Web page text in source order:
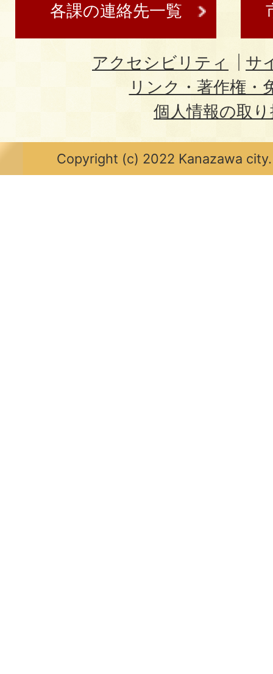
各課の連絡先一覧
アクセシビリティ
サ
リンク・著作権・
個人情報の取
Copyright (c) 2022 Kanazawa